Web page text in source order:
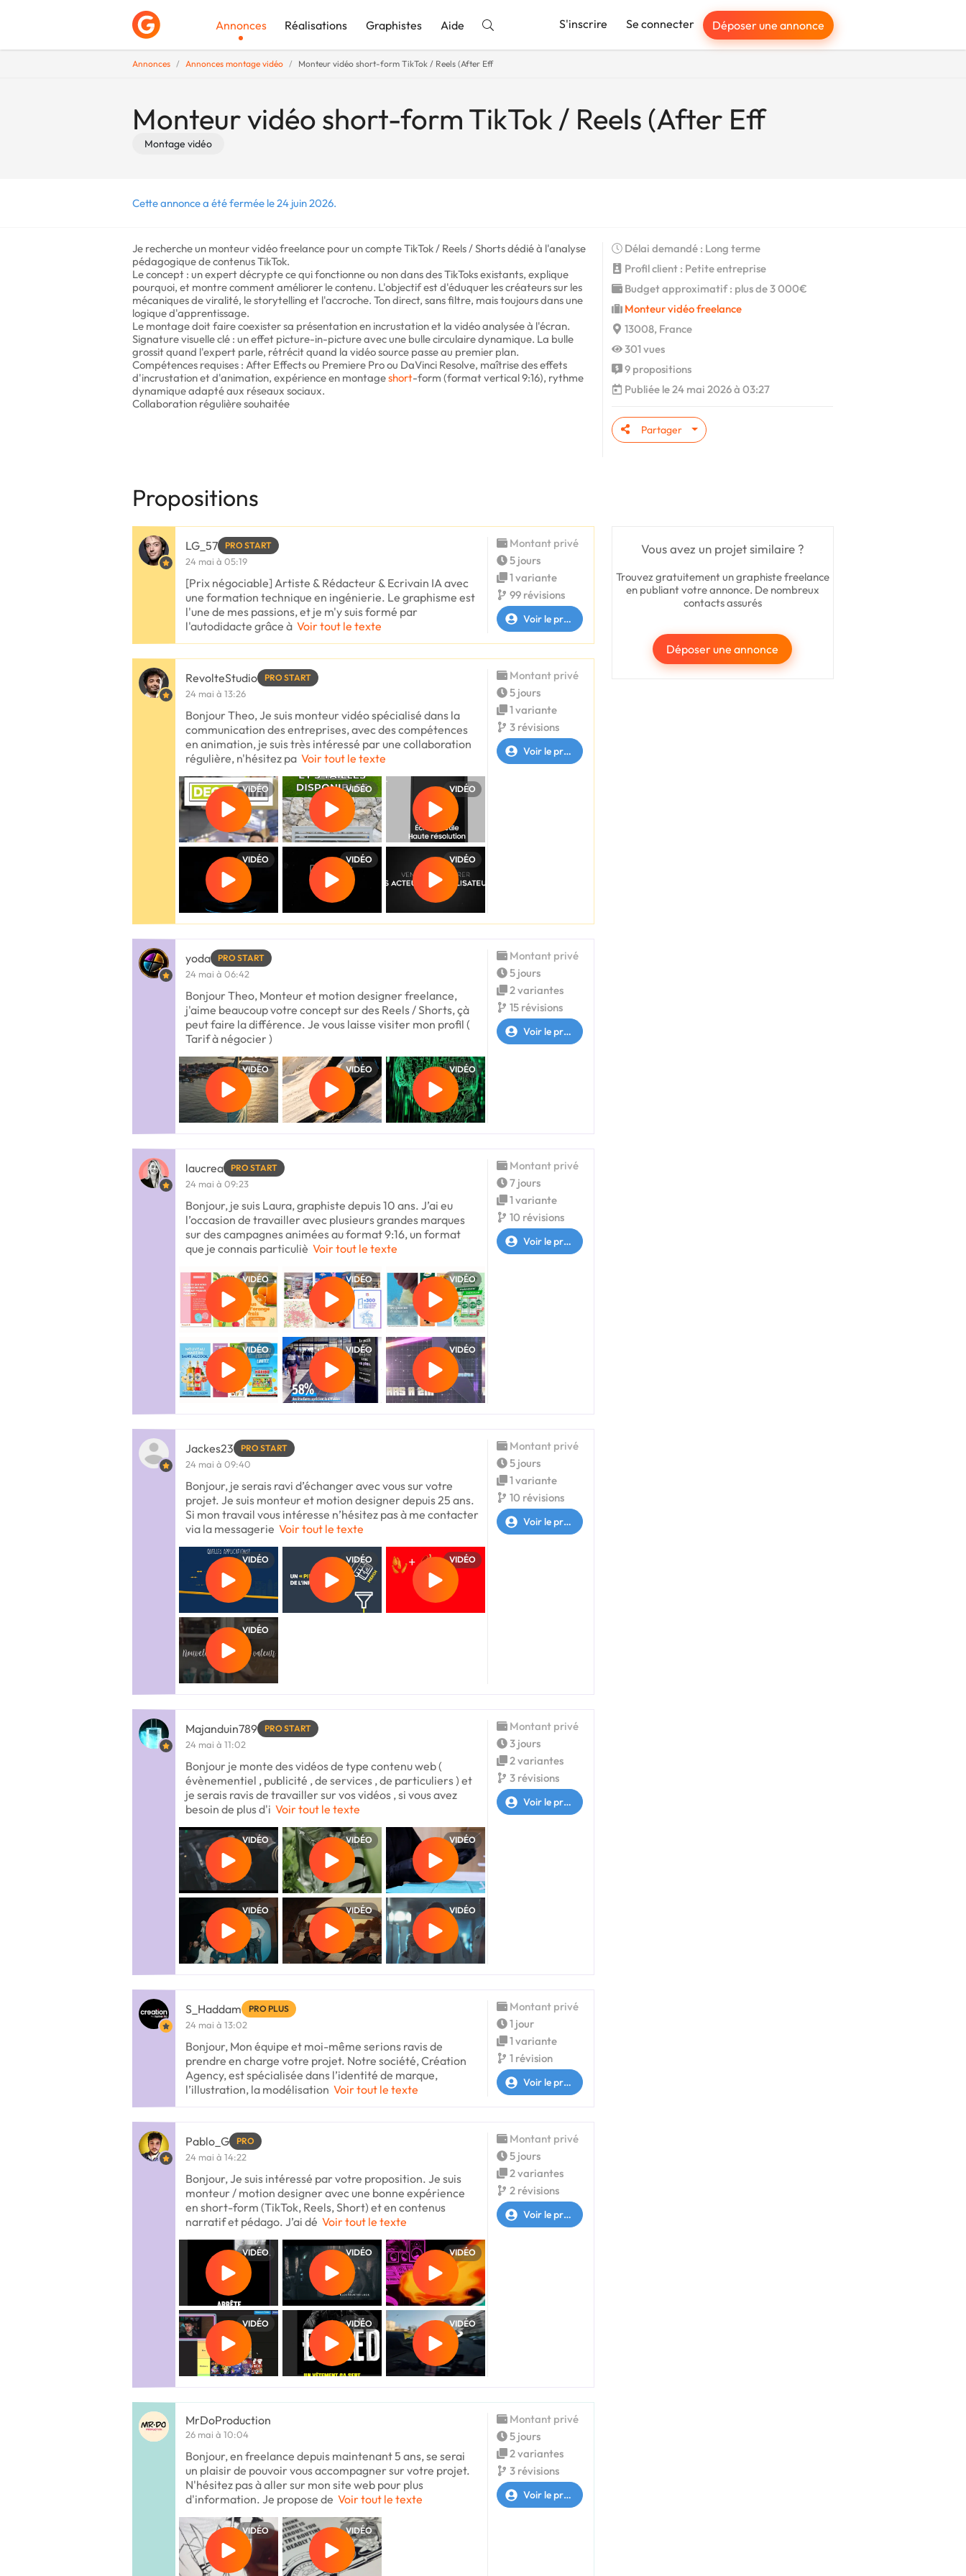
Annonces Réalisations Graphistes Aide S'inscrire Se connecter Déposer une annonce
Annonces Annonces montage vidéo Monteur vidéo short-form TikTok / Reels (After Eff
Monteur vidéo short-form TikTok / Reels (After Eff
Montage vidéo
Cette annonce a été fermée le 24 juin 2026.
Je recherche un monteur vidéo freelance pour un compte TikTok / Reels / Shorts dédié à l'analyse
pédagogique de contenus TikTok.
Le concept : un expert décrypte ce qui fonctionne ou non dans des TikToks existants, explique
pourquoi, et montre comment améliorer le contenu. L'objectif est d'éduquer les créateurs sur les
mécaniques de viralité, le storytelling et l'accroche. Ton direct, sans filtre, mais toujours dans une
logique d'apprentissage.
Le montage doit faire coexister sa présentation en incrustation et la vidéo analysée à l'écran.
Signature visuelle clé : un effet picture-in-picture avec une bulle circulaire dynamique. La bulle
grossit quand l'expert parle, rétrécit quand la vidéo source passe au premier plan.
Compétences requises : After Effects ou Premiere Pro ou DaVinci Resolve, maîtrise des effets
d'incrustation et d'animation, expérience en montageshort-form (format vertical 9:16), rythme
dynamique adapté aux réseaux sociaux.
Collaboration régulière souhaitée
Délai demandé : Long terme
Profil client : Petite entreprise
Budget approximatif : plus de 3 000€
Monteur vidéo freelance
13008, France
301 vues
9 propositions
Publiée le 24 mai 2026 à 03:27
Partager
Propositions
Vous avez un projet similaire ?
Trouvez gratuitement un graphiste freelance
en publiant votre annonce. De nombreux
contacts assurés
Déposer une annonce
LG_57 PRO START
24 mai à 05:19
[Prix négociable] Artiste & Rédacteur & Ecrivain IA avec
une formation technique en ingénierie. Le graphisme est
l'une de mes passions, et je m'y suis formé par
l'autodidacte grâce à Voir tout le texte
Montant privé
5 jours
1 variante
99 révisions
Voir le profil
RevolteStudio PRO START
24 mai à 13:26
Bonjour Theo, Je suis monteur vidéo spécialisé dans la
communication des entreprises, avec des compétences
en animation, je suis très intéressé par une collaboration
régulière, n'hésitez pa Voir tout le texte
VIDÉO VIDÉO VIDÉO
VIDÉO VIDÉO VIDÉO
Montant privé
5 jours
1 variante
3 révisions
Voir le profil
yoda PRO START
24 mai à 06:42
Bonjour Theo, Monteur et motion designer freelance,
j'aime beaucoup votre concept sur des Reels / Shorts, çà
peut faire la différence. Je vous laisse visiter mon profil (
Tarif à négocier )
VIDÉO VIDÉO VIDÉO
Montant privé
5 jours
2 variantes
15 révisions
Voir le profil
laucrea PRO START
24 mai à 09:23
Bonjour, je suis Laura, graphiste depuis 10 ans. J’ai eu
l’occasion de travailler avec plusieurs grandes marques
sur des campagnes animées au format 9:16, un format
que je connais particuliè Voir tout le texte
VIDÉO VIDÉO VIDÉO
VIDÉO VIDÉO VIDÉO
Montant privé
7 jours
1 variante
10 révisions
Voir le profil
Jackes23 PRO START
24 mai à 09:40
Bonjour, je serais ravi d’échanger avec vous sur votre
projet. Je suis monteur et motion designer depuis 25 ans.
Si mon travail vous intéresse n’hésitez pas à me contacter
via la messagerie Voir tout le texte
VIDÉO VIDÉO VIDÉO
VIDÉO
Montant privé
5 jours
1 variante
10 révisions
Voir le profil
Majanduin789 PRO START
24 mai à 11:02
Bonjour je monte des vidéos de type contenu web (
évènementiel , publicité , de services , de particuliers ) et
je serais ravis de travailler sur vos vidéos , si vous avez
besoin de plus d'i Voir tout le texte
VIDÉO VIDÉO VIDÉO
VIDÉO VIDÉO VIDÉO
Montant privé
3 jours
2 variantes
3 révisions
Voir le profil
S_Haddam PRO PLUS
24 mai à 13:02
Bonjour, Mon équipe et moi-même serions ravis de
prendre en charge votre projet. Notre société, Création
Agency, est spécialisée dans l’identité de marque,
l’illustration, la modélisation Voir tout le texte
Montant privé
1 jour
1 variante
1 révision
Voir le profil
Pablo_G PRO
24 mai à 14:22
Bonjour, Je suis intéressé par votre proposition. Je suis
monteur / motion designer avec une bonne expérience
en short-form (TikTok, Reels, Short) et en contenus
narratif et pédago. J’ai dé Voir tout le texte
VIDÉO VIDÉO VIDÉO
VIDÉO VIDÉO VIDÉO
Montant privé
5 jours
2 variantes
2 révisions
Voir le profil
MrDoProduction
26 mai à 10:04
Bonjour, en freelance depuis maintenant 5 ans, se serai
un plaisir de pouvoir vous accompagner sur votre projet.
N'hésitez pas à aller sur mon site web pour plus
d'information. Je propose de Voir tout le texte
VIDÉO VIDÉO
Montant privé
5 jours
2 variantes
3 révisions
Voir le profil